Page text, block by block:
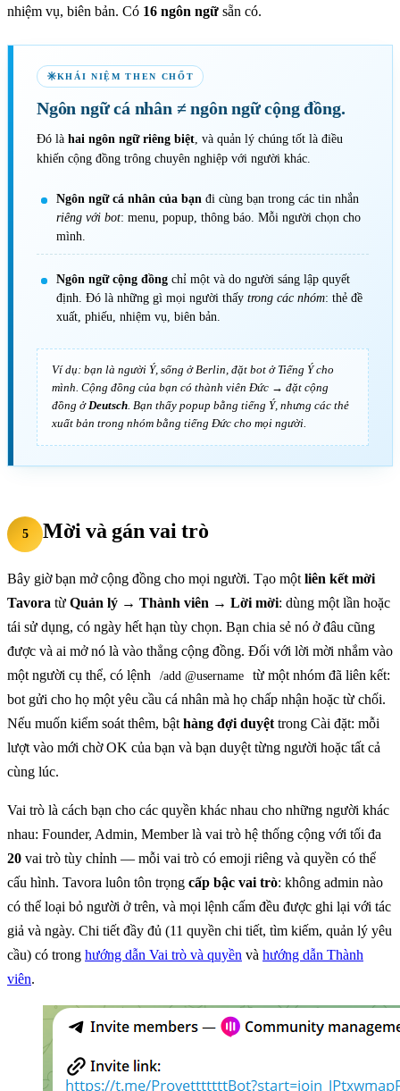
nhiệm vụ, biên bản. Có 16 ngôn ngữ sẵn có.
KHÁI NIỆM THEN CHỐT
Ngôn ngữ cá nhân ≠ngôn ngữ cộng đồng.
Đó là hai ngôn ngữ riêng biệt, và quản lý chúng tốt là điều
khiến cộng đồng trông chuyên nghiệp với người khác.
Ngôn ngữ cá nhân của bạn đi cùng bạn trong các tin nhắn
riêng với bot: menu, popup, thông báo. Mỗi người chọn cho
mình.
Ngôn ngữ cộng đồng chỉ một và do người sáng lập quyết
định. Đó là những gì mọi người thấytrong các nhóm: thẻ đề
xuất, phiếu, nhiệm vụ, biên bản.
Ví dụ: bạn là người Ý, sống ở Berlin, đặt bot ở Tiếng Ýcho
mình. Cộng đồng của bạn có thành viên Đức → đặt cộng
đồng ởDeutsch. Bạn thấy popup bằng tiếng Ý, nhưng các thẻ
xuất bản trong nhóm bằng tiếng Đức cho mọi người.
5 Mời và gán vai trò
Bây giờ bạn mở cộng đồng cho mọi người. Tạo một liên kết mời
Tavora từ Quản lý → Thành viên → Lời mời: dùng một lần hoặc
tái sử dụng, có ngày hết hạn tùy chọn. Bạn chia sẻ nó ở đâu cũng
được và ai mở nó là vào thẳng cộng đồng. Đối với lời mời nhắm vào
một người cụ thể, có lệnh
/add @username
từ một nhóm đã liên kết:
bot gửi cho họ một yêu cầu cá nhân mà họ chấp nhận hoặc từ chối.
Nếu muốn kiểm soát thêm, bật hàng đợi duyệt trong Cài đặt: mỗi
lượt vào mới chờ OK của bạn và bạn duyệt từng người hoặc tất cả
cùng lúc.
Vai trò là cách bạn cho các quyền khác nhau cho những người khác
nhau: Founder, Admin, Member là vai trò hệ thống cộng với tối đa
20 vai trò tùy chỉnh — mỗi vai trò có emoji riêng và quyền có thể
cấu hình. Tavora luôn tôn trọng cấp bậc vai trò: không admin nào
có thể loại bỏ người ở trên, và mọi lệnh cấm đều được ghi lại với tác
giả và ngày. Chi tiết đầy đủ (11 quyền chi tiết, tìm kiếm, quản lý yêu
cầu) có trong hướng dẫn Vai trò và quyền và hướng dẫn Thành
viên.